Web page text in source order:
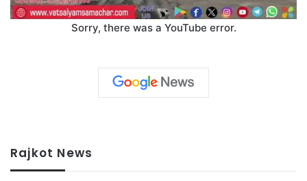
Sorry, there was a YouTube error.
Rajkot News